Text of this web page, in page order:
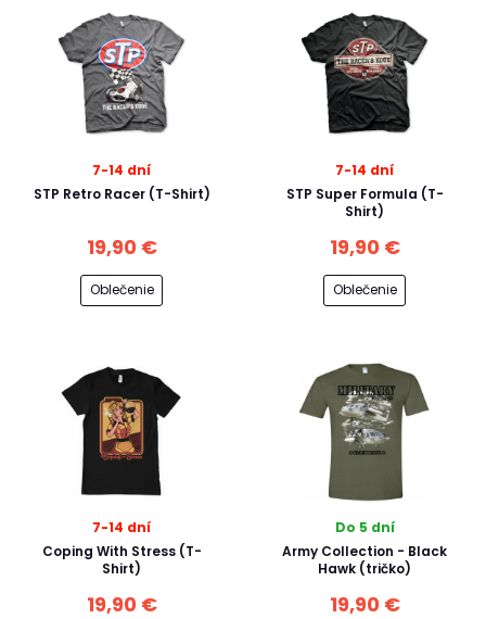
7-14 dní
STP Retro Racer (T-Shirt)
19,90 €
Oblečenie
7-14 dní
STP Super Formula (T-
Shirt)
19,90 €
Oblečenie
7-14 dní
Coping With Stress (T-
Shirt)
19,90 €
Do 5 dní
Army Collection - Black
Hawk (tričko)
19,90 €